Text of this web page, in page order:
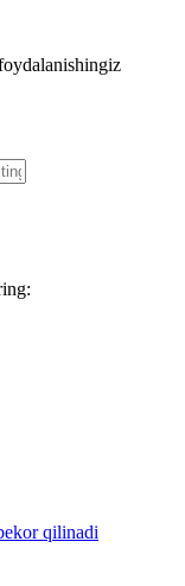
qilinadi